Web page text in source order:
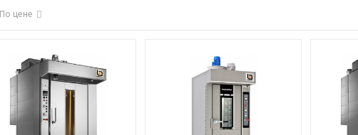
По цене